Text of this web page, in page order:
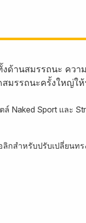
งด้านสมรรถนะ คว
สมรรถนะครั้งใหญ่
Naked Sport และ
สำหรับปรับเปลี่ยนทร